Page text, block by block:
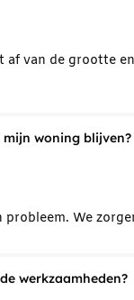
af van de grootte
mijn woning blijven?
probleem. We
werkzaamheden?